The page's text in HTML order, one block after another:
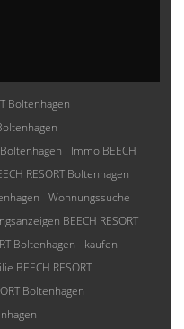
Boltenhagen
Immo BEECH
RESORT Boltenhagen
Wohnungssuche
BEECH RESORT
Boltenhagen
kaufen
BEECH RESORT
Boltenhagen